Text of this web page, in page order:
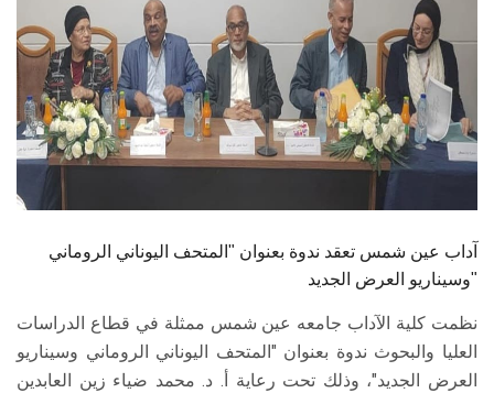
الدراسات العليا
الخريجين
الموظفون
الزائـرون
آداب عين شمس تعقد ندوة بعنوان "المتحف اليوناني الروماني
وسيناريو العرض الجديد"
نظمت كلية الآداب جامعه عين شمس ممثلة في قطاع الدراسات
العليا والبحوث ندوة بعنوان "المتحف اليوناني الروماني وسيناريو
العرض الجديد"، وذلك تحت رعاية أ. د. محمد ضياء زين العابدين